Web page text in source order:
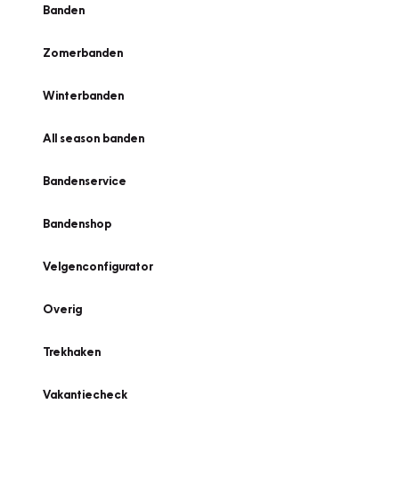
Banden
Zomerbanden
Winterbanden
All season banden
Bandenservice
Bandenshop
Velgenconfigurator
Overig
Trekhaken
Vakantiecheck